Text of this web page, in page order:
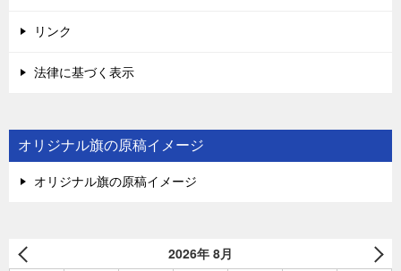
リンク
法律に基づく表示
オリジナル旗の原稿イメージ
オリジナル旗の原稿イメージ
2026年 8月